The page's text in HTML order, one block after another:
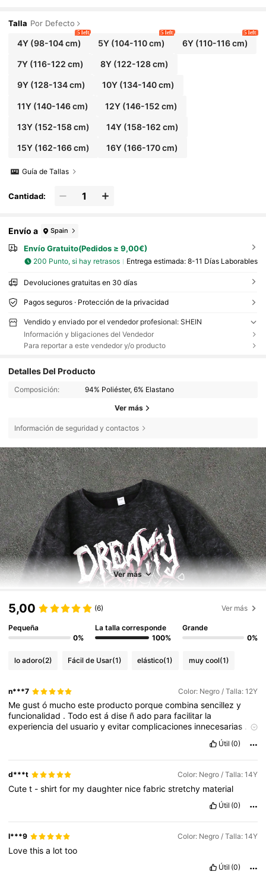
Talla Por Defecto
4Y(98-104 cm)
5 left
5Y (104-110 cm)
5 left
6Y(110-116 cm)
5 left
7Y(116-122 cm) 8Y (122-128 cm)
9Y(128-134 cm) 10Y (134-140 cm)
11Y(140-146 cm) 12Y (146-152 cm)
13Y(152-158 cm) 14Y (158-162 cm)
15Y(162-166 cm) 16Y (166-170 cm)
Guía de Tallas
Cantidad:
Envío a Spain
Envío Gratuito(Pedidos ≥ 9,00€)
200 Punto, si hay retrasos Entrega estimada: 8-11 Días Laborables
Devoluciones gratuitas en 30 días
Pagos seguros · Protección de la privacidad
Vendido y enviado por el vendedor profesional: SHEIN
Información y bligaciones del Vendedor
Para reportar a este vendedor y/o producto
Detalles Del Producto
Composición: 94% Poliéster, 6% Elastano
Ver más
Información de seguridad y contactos
Ver más
5,00 (6) Ver más
Pequeña
0%
La talla corresponde
100%
Grande
0%
lo adoro(2) Fácil de Usar(1) elástico(1) muy cool(1)
n***7 Color: Negro / Talla: 12Y
Megustó muchoeste producto porquecombinasencillezy
funcionalidad .Todoestádise ñado parafacilitar la
experienciadel usuarioyevitarcomplicaciones innecesarias .
resultado
Útil (0)
d***t Color: Negro / Talla: 14Y
Cutet -shirtfor mydaughter nicefabricstretchy material
Útil (0)
I***9 Color: Negro / Talla: 14Y
Lovethisa lottoo
Útil (0)